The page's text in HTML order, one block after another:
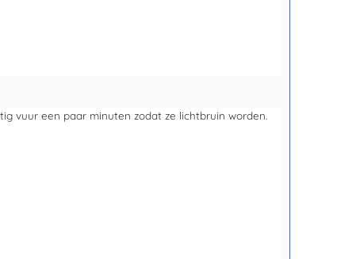
vuur een paar minuten zodat ze lichtbruin worden.